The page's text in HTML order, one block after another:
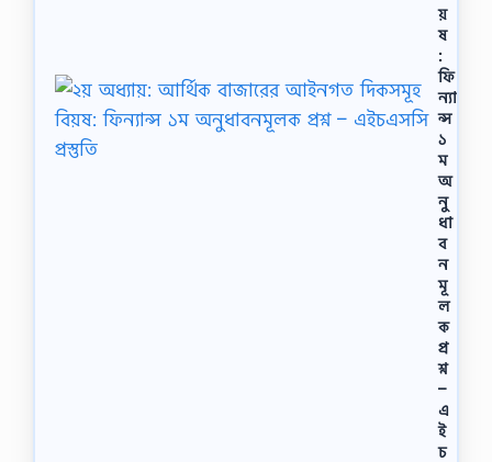
য়
ষ
:
ফি
ন্যা
ন্স
১
ম
অ
নু
ধা
ব
ন
মূ
ল
ক
প্র
শ্ন
–
এ
ই
চ